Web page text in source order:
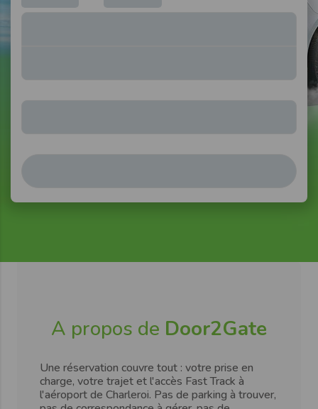
A propos de Door2Gate
Une réservation couvre tout : votre prise en
charge, votre trajet et l'accès Fast Track à
l'aéroport de Charleroi. Pas de parking à trouver,